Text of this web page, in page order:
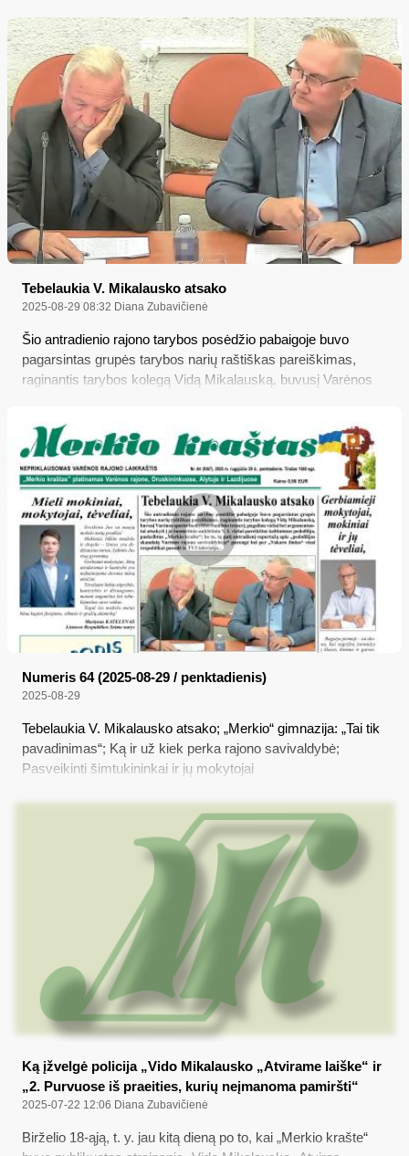
Mikalauskas nepažeidžia valstybės politikui privalomų
elgesio principų, nes jau daugiau kaip 4 mėnesius realiai
nieko nedaro, kad apgintų savo garbę bei orumą nuo buvusio
auklėtinio viešų kaltinimų nepilnamečio lytiniu prievartavimu,
nes jau plačiai pasklidusi žinia apie „pedofilijos skandalą
Varėnos rajono savivaldybėje“ kenkia ir visos rajono valdžios
dalykinei reputacijai...
Tebelaukia V. Mikalausko atsako
2025-08-29 08:32 Diana Zubavičienė
Šio antradienio rajono tarybos posėdžio pabaigoje buvo
pagarsintas grupės tarybos narių raštiškas pareiškimas,
raginantis tarybos kolegą Vidą Mikalauską, buvusį Varėnos
argumentuotai atsakyti į jo tuometinio auklėtinio V. I. viešai
pareikštus kaltinimus pedofilija, paskelbtus „Merkio krašte“;
be to, tą patį antradienį reportažą apie „pedofilijos skandalą
Varėnos rajono savivaldybėje“ parengė bei per „Vakaro
žinias“ visai respublikai parodė ir TV3 televizija...
Numeris 64 (2025-08-29 / penktadienis)
2025-08-29
Tebelaukia V. Mikalausko atsako; „Merkio“ gimnazija: „Tai tik
pavadinimas“; Ką ir už kiek perka rajono savivaldybė;
Pasveikinti šimtukininkai ir jų mokytojai
Ką įžvelgė policija „Vido Mikalausko „Atvirame laiške“ ir
„2. Purvuose iš praeities, kurių neįmanoma pamiršti“
2025-07-22 12:06 Diana Zubavičienė
Birželio 18-ąją, t. y. jau kitą dieną po to, kai „Merkio krašte“